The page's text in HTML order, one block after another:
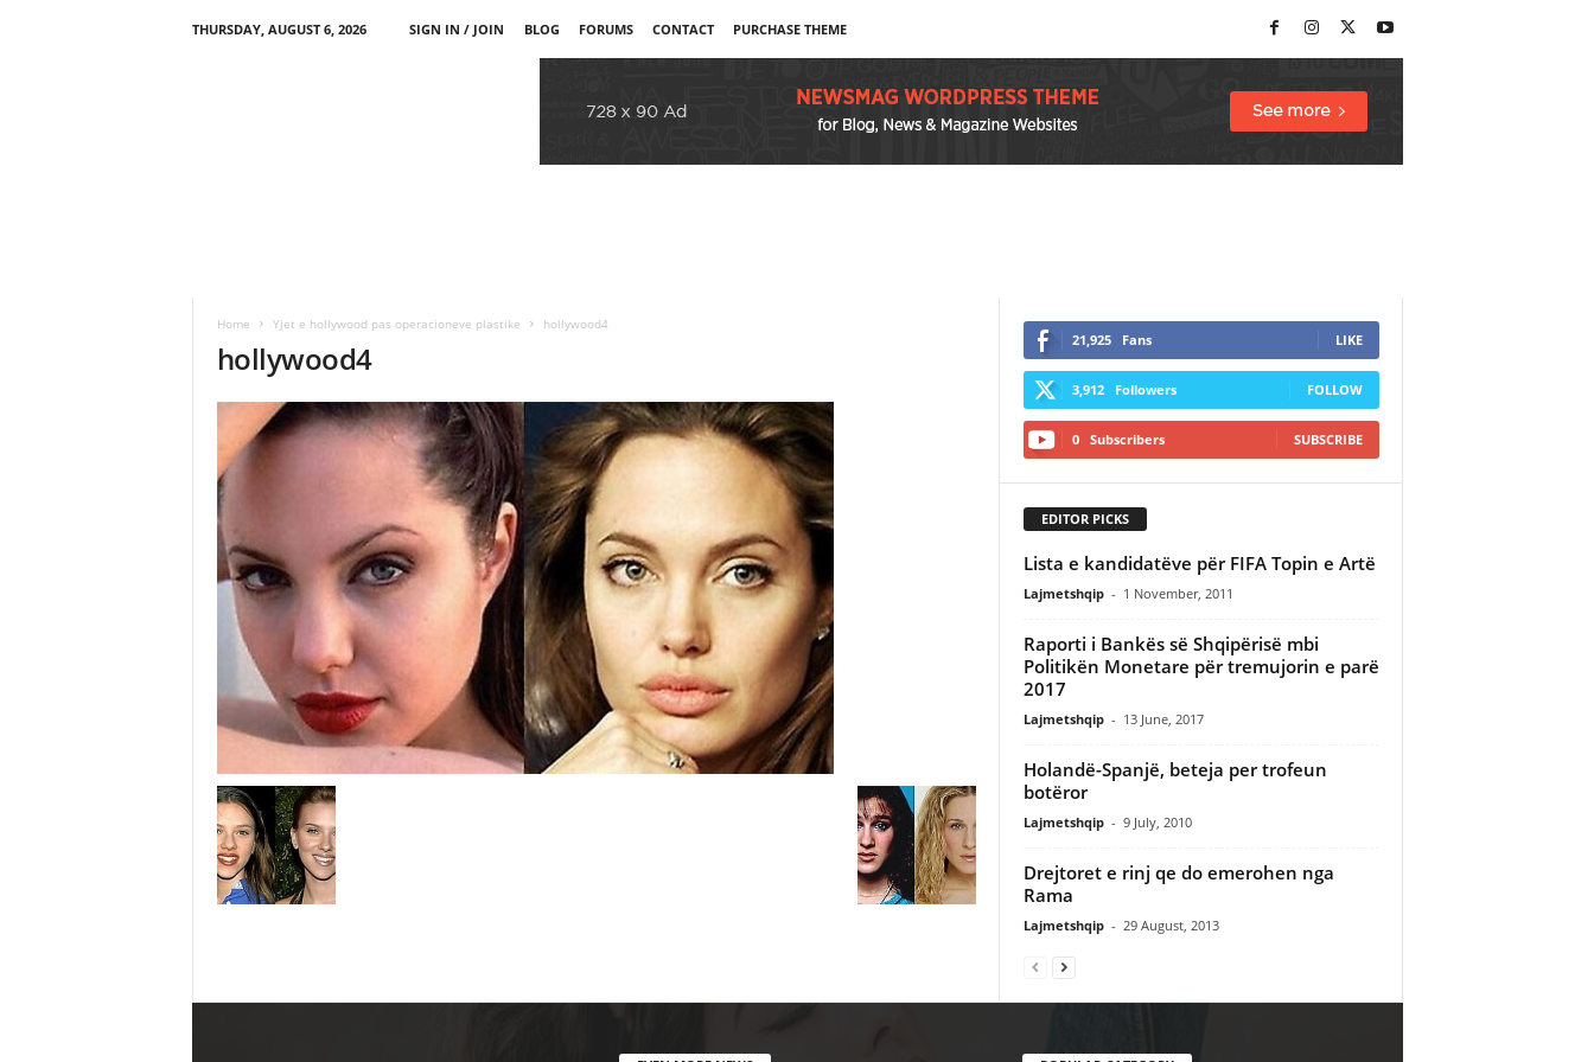
THURSDAY, AUGUST 6, 2026 SIGN IN / JOIN BLOG FORUMS CONTACT PURCHASE THEME
Home Yjet e hollywood pas operacioneve plastike hollywood4
hollywood4 21,925 Fans LIKE
3,912 Followers FOLLOW
0 Subscribers SUBSCRIBE
EDITOR PICKS
Lista e kandidatëve për FIFA Topin e Artë
Lajmetshqip - 1 November, 2011
Raporti i Bankës së Shqipërisë mbi
Politikën Monetare për tremujorin e parë
2017
Lajmetshqip - 13 June, 2017
Holandë-Spanjë, beteja per trofeun
botëror
Lajmetshqip - 9 July, 2010
Drejtoret e rinj qe do emerohen nga
Rama
Lajmetshqip - 29 August, 2013